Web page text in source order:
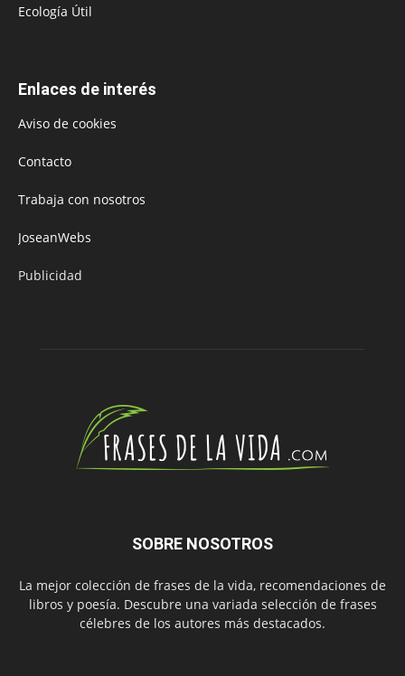
Ecología Útil
Enlaces de interés
Aviso de cookies
Contacto
Trabaja con nosotros
JoseanWebs
Publicidad
SOBRE NOSOTROS
La mejor colección de frases de la vida, recomendaciones de
libros y poesía. Descubre una variada selección de frases
célebres de los autores más destacados.